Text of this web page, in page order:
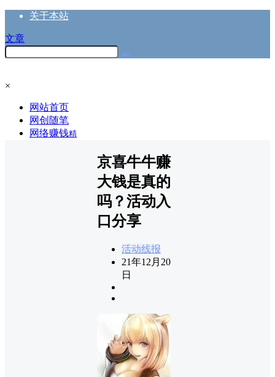
关于本站
文章
×
网站首页
网创随笔
网络赚钱精
京喜牛牛赚
大钱是真的
吗？活动入
口分享
活动线报
21年12月20
日